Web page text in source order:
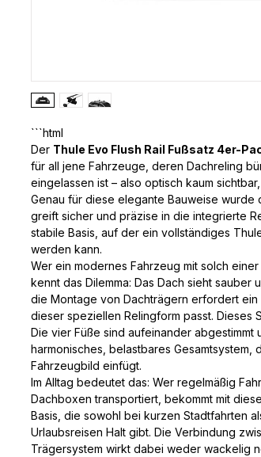
```html
Der Thule Evo Flush Rail Fußsatz 4er-
für all jene Fahrzeuge, deren Dachreling
eingelassen ist – also optisch kaum
Genau für diese elegante Bauweise wurde
greift sicher und präzise in die integrierte
stabile Basis, auf der ein vollständiges
werden kann.
Wer ein modernes Fahrzeug mit solch einer
kennt das Dilemma: Das Dach sieht sauber
die Montage von Dachträgern erfordert ein
dieser speziellen Relingform passt. Dieses
Die vier Füße sind aufeinander abgestimmt
harmonisches, belastbares Gesamtsystem,
Fahrzeugbild einfügt.
Im Alltag bedeutet das: Wer regelmäßig
Dachboxen transportiert, bekommt mit
Basis, die sowohl bei kurzen Stadtfahrten
Urlaubsreisen Halt gibt. Die Verbindung
Trägersystem wirkt dabei weder wackelig